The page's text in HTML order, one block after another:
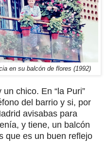
en su balcón de flores (1992)
chico. En “la Puri”
del barrio y si, por
avisabas para
y tiene, un balcón
que es un buen reflejo